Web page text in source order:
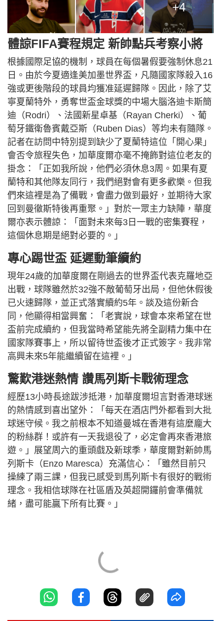
+4
體諒FIFA賽程規定 新帥點兵考察小將
根據國際足協的機制，球員在每個暑假要強制休息21
日。由於今夏適逢美加墨世界盃，凡隨國家隊殺入16
強或更後階段的球員均獲准延遲歸隊。因此，除了艾
寧夏蘭特外，勇奪世盃金球獎的中場大腦洛迪卡斯簡
迪（Rodri）、法國新星卓基（Rayan Cherki）、葡
萄牙鐵衛魯賓戴亞斯（Ruben Dias）等均未有隨隊。
記者在訪問中特別提到缺少了夏蘭特這位「開心果」
會否令旅程失色，加華度爾亦毫不掩飾對這位老友的
掛念：「正如我所說，他們必須休息3周。如果有夏
蘭特和其他隊友同行，我們絕對會有更多歡樂。但我
們來這裡是為了備戰，會盡力做到最好，並期待大家
回到曼徹斯特後再重聚。」對於一眾主力缺陣，華度
爾亦表示體諒：「面對未來每3日一戰的密集賽程，
這個休息期是絕對必要的。」
專心踢世盃 延遲動筆續約
現年24歲的加華度爾在剛過去的世界盃代表克羅地亞
出戰，球隊雖然於32強不敵葡萄牙出局，但他休假後
已火速歸隊，並正式落實續約5年。談及這份新合
同，他顯得相當興奮：「老實說，球會本來希望在世
盃前完成續約，但我當時希望能先將全副精力集中在
國家隊賽事上，所以留待世盃後才正式簽字。我非常
高興未來5年能繼續留在這裡。」
驚歎港迷熱情 讚馬列斯卡戰術理念
經歷13小時長途跋涉抵港，加華度爾坦言對香港球迷
的熱情感到喜出望外：「每天在酒店門外都看到大批
球迷守候。我之前根本不知道曼城在香港有這麼龐大
的粉絲群！或許有一天我退役了，必定會再來香港旅
遊。」展望周六的重頭戲及新球季，華度爾對新帥馬
列斯卡（Enzo Maresca）充滿信心：「雖然目前只
操練了兩三課，但我已感受到馬列斯卡有很好的戰術
理念。我相信球隊在社區盾及英超開鑼前會準備就
緒，盡可能贏下所有比賽。」